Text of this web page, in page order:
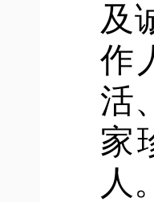
及
作
活
家
人。